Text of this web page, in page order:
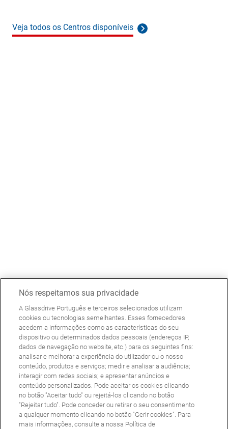
Veja todos os Centros disponíveis
Nós respeitamos sua privacidade
A Glassdrive Português e terceiros selecionados utilizam
cookies ou tecnologias semelhantes. Esses fornecedores
acedem a informações como as características do seu
dispositivo ou determinados dados pessoais (endereços IP,
dados de navegação no website, etc.) para os seguintes fins:
analisar e melhorar a experiência do utilizador ou o nosso
conteúdo, produtos e serviços; medir e analisar a audiência;
interagir com redes sociais; e apresentar anúncios e
conteúdo personalizados. Pode aceitar os cookies clicando
no botão "Aceitar tudo" ou rejeitá-los clicando no botão
"Rejeitar tudo". Pode conceder ou retirar o seu consentimento
a qualquer momento clicando no botão "Gerir cookies". Para
mais informações, consulte a nossa Política de